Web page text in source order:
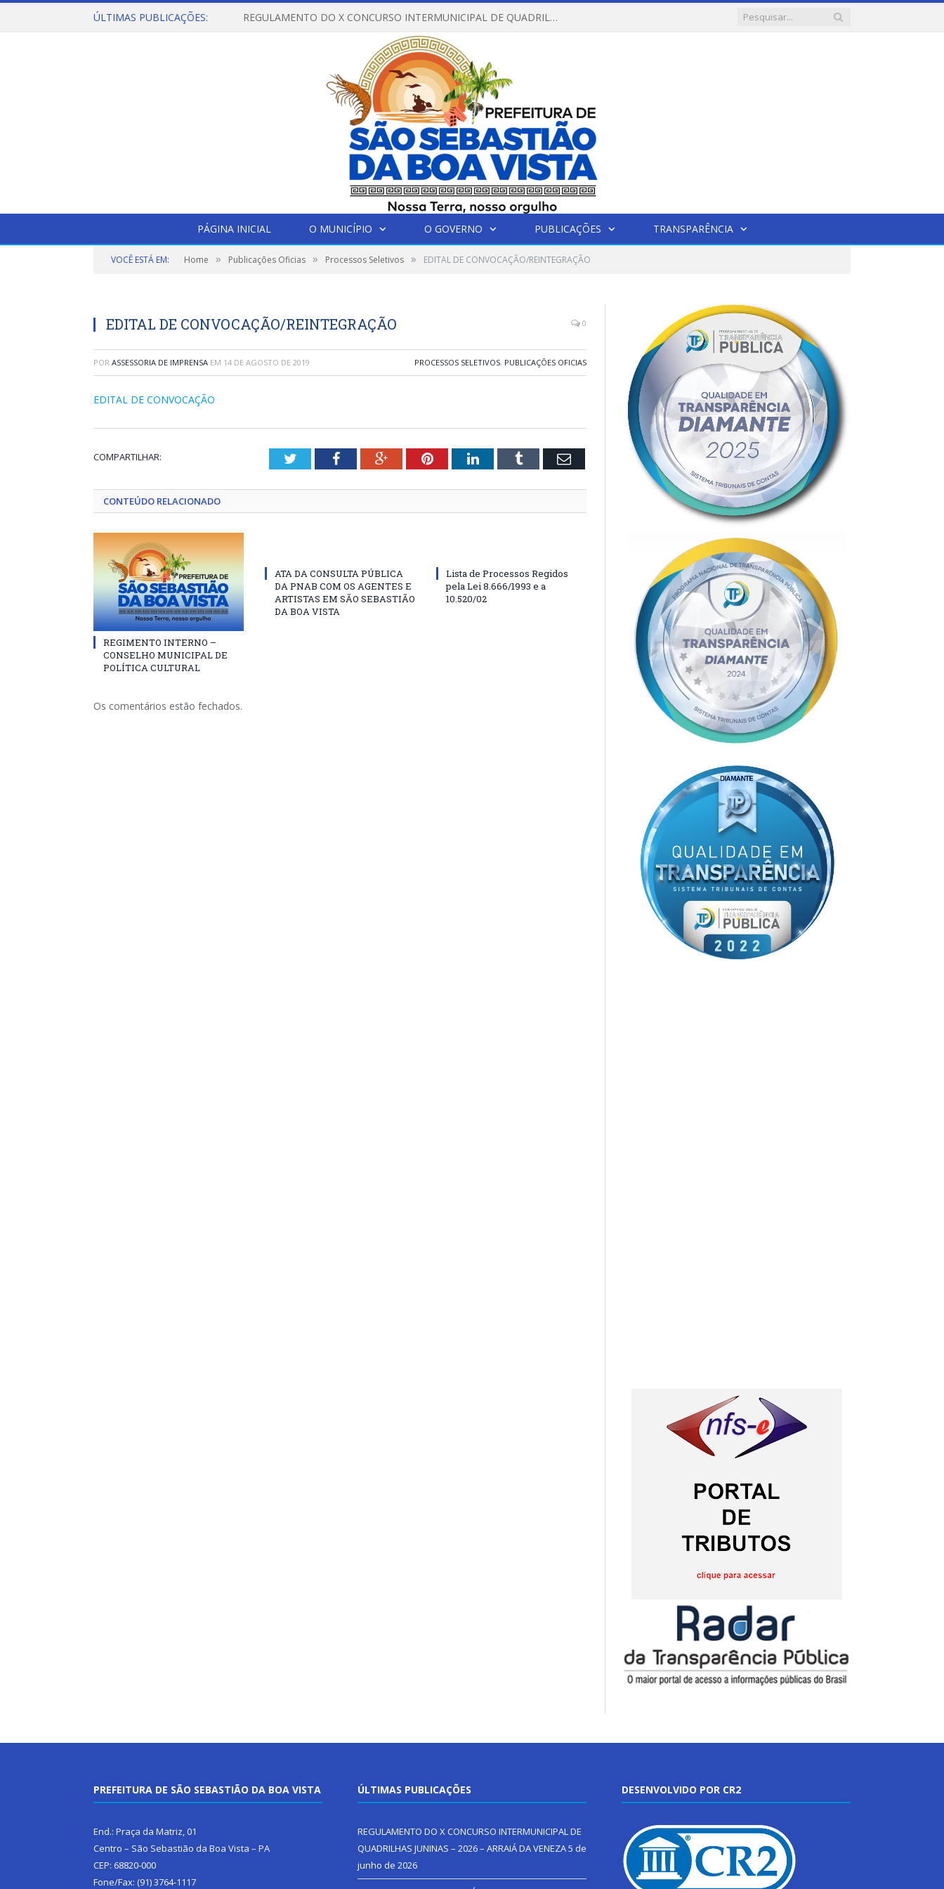
ÚLTIMAS PUBLICAÇÕES: REGULAMENTO DO X CONCURSO INTERMUNICIPAL DE QUADRILHAS JUNINAS – 2026 – ARRAIÁ DA VENEZA
PÁGINA INICIAL O MUNICÍPIO O GOVERNO PUBLICAÇÕES TRANSPARÊNCIA
VOCÊ ESTÁ EM: Home » Publicações Oficias » Processos Seletivos » EDITAL DE CONVOCAÇÃO/REINTEGRAÇÃO
EDITAL DE CONVOCAÇÃO/REINTEGRAÇÃO 0
POR ASSESSORIA DE IMPRENSA EM 14 DE AGOSTO DE 2019 PROCESSOS SELETIVOS, PUBLICAÇÕES OFICIAS
EDITAL DE CONVOCAÇÃO
COMPARTILHAR: TwitterFacebookGoogle+PinterestLinkedInTumblr Email
CONTEÚDO RELACIONADO
REGIMENTO INTERNO –
CONSELHO MUNICIPAL DE
POLÍTICA CULTURAL
ATA DA CONSULTA PÚBLICA
DA PNAB COM OS AGENTES E
ARTISTAS EM SÃO SEBASTIÃO
DA BOA VISTA
Lista de Processos Regidos
pela Lei 8.666/1993 e a
10.520/02
Os comentários estão fechados.
PREFEITURA DE SÃO SEBASTIÃO DA BOA VISTA
End.: Praça da Matriz, 01
Centro – São Sebastião da Boa Vista – PA
CEP: 68820-000
Fone/Fax: (91) 3764-1117
ÚLTIMAS PUBLICAÇÕES
REGULAMENTO DO X CONCURSO INTERMUNICIPAL DE
QUADRILHAS JUNINAS – 2026 – ARRAIÁ DA VENEZA5 de
junho de 2026
DESENVOLVIDO POR CR2